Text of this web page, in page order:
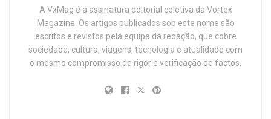
A VxMag é a assinatura editorial coletiva da Vortex
Magazine. Os artigos publicados sob este nome são
escritos e revistos pela equipa da redação, que cobre
sociedade, cultura, viagens, tecnologia e atualidade com
o mesmo compromisso de rigor e verificação de factos.